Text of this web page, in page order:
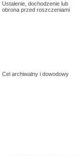
Ustalenie, dochodzenie lub
obrona przed roszczeniami
Cel archiwalny i dowodowy